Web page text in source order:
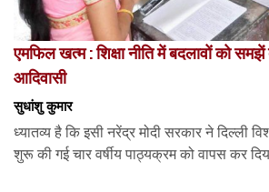
एमफिल खत्म : शिक्षा नीति में बदलावों को
आदिवासी
सुधांशु कुमार
ध्यातव्य है कि इसी नरेंद्र मोदी सरकार ने दिल्ली
शुरू की गई चार वर्षीय पाठ्यक्रम को वापस कर